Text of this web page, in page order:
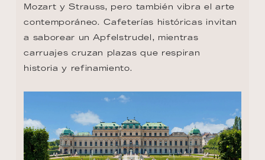
Mozart y Strauss, pero también vibra el arte
contemporáneo. Cafeterías históricas invitan
a saborear un Apfelstrudel, mientras
carruajes cruzan plazas que respiran
historia y refinamiento.